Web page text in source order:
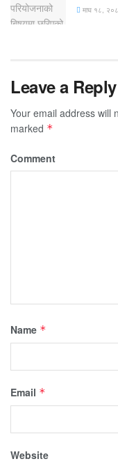
माघ १८,
Leave a Reply
Your email address will
marked *
Comment
Name *
Email *
Website